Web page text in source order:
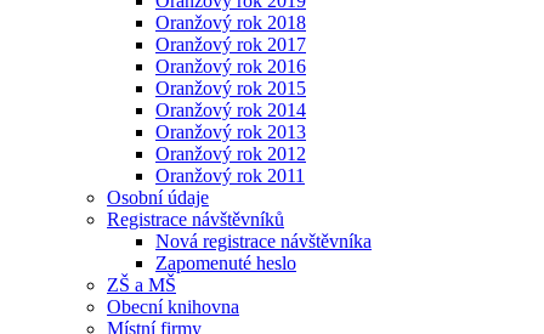
Oranžový rok 2018
Oranžový rok 2017
Oranžový rok 2016
Oranžový rok 2015
Oranžový rok 2014
Oranžový rok 2013
Oranžový rok 2012
Oranžový rok 2011
Osobní údaje
Registrace návštěvníků
Nová registrace návštěvníka
Zapomenuté heslo
ZŠ a MŠ
Obecní knihovna
Místní firmy